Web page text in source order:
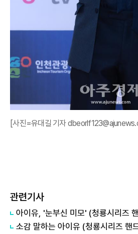
[사진=유대길 기자
관련기사
아이유, '눈부신 미모' (청룡시리즈
소감 말하는 아이유 (청룡시리즈 핸